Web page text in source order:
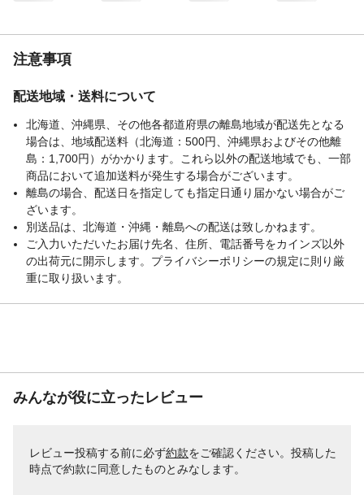
注意事項
配送地域・送料について
北海道、沖縄県、その他各都道府県の離島地域が配送先となる
場合は、地域配送料（北海道：500円、沖縄県およびその他離
島：1,700円）がかかります。これら以外の配送地域でも、一部
商品において追加送料が発生する場合がございます。
離島の場合、配送日を指定しても指定日通り届かない場合がご
ざいます。
別送品は、北海道・沖縄・離島への配送は致しかねます。
ご入力いただいたお届け先名、住所、電話番号をカインズ以外
の出荷元に開示します。プライバシーポリシーの規定に則り厳
重に取り扱います。
みんなが役に立ったレビュー
レビュー投稿する前に必ず約款をご確認ください。投稿した
時点で約款に同意したものとみなします。